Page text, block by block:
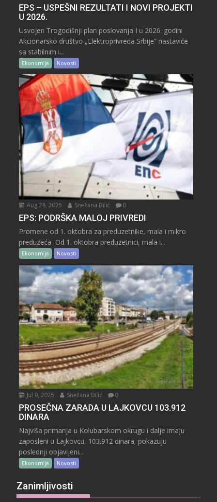
EPS – USPEŠNI REZULTATI I NOVI PROJEKTI
U 2026.
Usvojen Trogodišnji plan poslovanja I u 2026. godini
Akcionarsko društvo „Elektroprivreda Srbije“ nastaviće
sa stabilnim i...
Ekonomija Novosti
Aug 28, 2025 Snežana Bilić 0
EPS: PODRŠKA MALOJ PRIVREDI
Promene od 1. oktobra za preduzetnike, mala i mikro
preduzeća Od 1. oktobra preduzetnici, mala i...
Ekonomija Novosti
Jul 9, 2025 Snežana Bilić 0
PROSEČNA ZARADA U LAJKOVCU 103.912
DINARA
Najviša primanja u Kolubarskom okrugu i dalje imaju
zaposleni u Lajkovcu, 103.912 dinara, pokazuju
poslednji objavljeni...
Ekonomija Novosti
Zanimljivosti